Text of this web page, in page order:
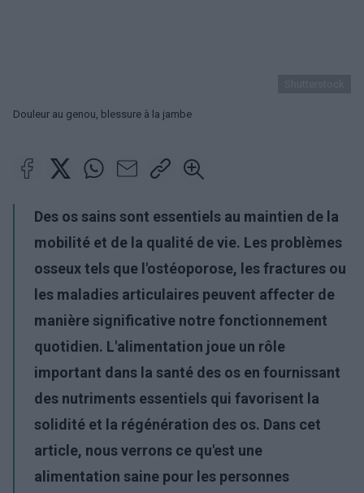
Douleur au genou, blessure à la jambe
Des os sains sont essentiels au maintien de la
mobilité et de la qualité de vie. Les problèmes
osseux tels que l'ostéoporose, les fractures ou
les maladies articulaires peuvent affecter de
manière significative notre fonctionnement
quotidien. L'alimentation joue un rôle
important dans la santé des os en fournissant
des nutriments essentiels qui favorisent la
solidité et la régénération des os. Dans cet
article, nous verrons ce qu'est une
alimentation saine pour les personnes